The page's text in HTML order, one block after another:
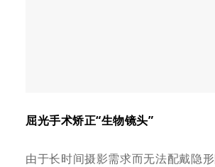
屈光手术矫正“生物镜头”
由于长时间摄影需求而无法配戴隐